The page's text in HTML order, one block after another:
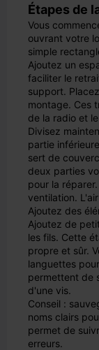
Étapes de
Vous
ouvrant votre
simple
Ajoutez un
faciliter le
support.
montage. Ces
de la radio et
Divisez
partie
sert de
deux parties
pour la
ventilation.
Ajoutez des
Ajoutez de
les fils. Cette
propre et sûr.
languettes
permettent de
d'une vis.
Conseil :
noms clairs
permet de
erreurs.